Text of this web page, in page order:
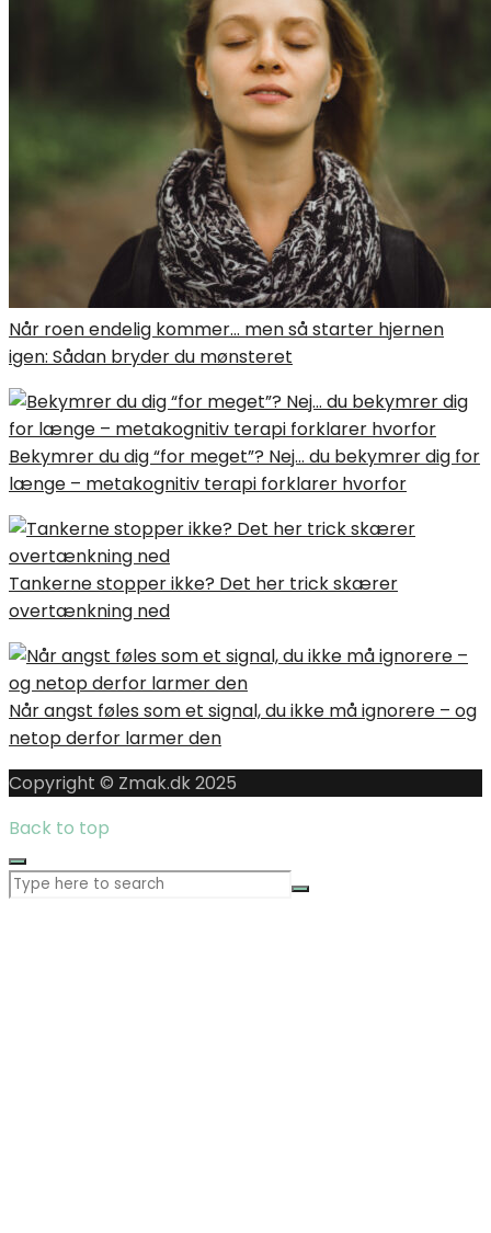
Når roen endelig kommer… men så starter hjernen
igen: Sådan bryder du mønsteret
Bekymrer du dig “for meget”? Nej… du bekymrer dig for
længe – metakognitiv terapi forklarer hvorfor
Tankerne stopper ikke? Det her trick skærer
overtænkning ned
Når angst føles som et signal, du ikke må ignorere – og
netop derfor larmer den
Copyright © Zmak.dk 2025
Back to top